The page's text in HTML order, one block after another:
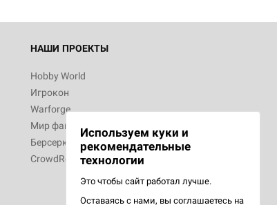
НАШИ ПРОЕКТЫ
Hobby World
Игрокон
Warforge
Мир фантастики
Берсерк
CrowdRepublic
Используем куки и
рекомендательные
технологии
Это чтобы сайт работал лучше.
Оставаясь с нами, вы соглашаетесь на